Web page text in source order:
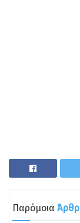
Παρόμοια